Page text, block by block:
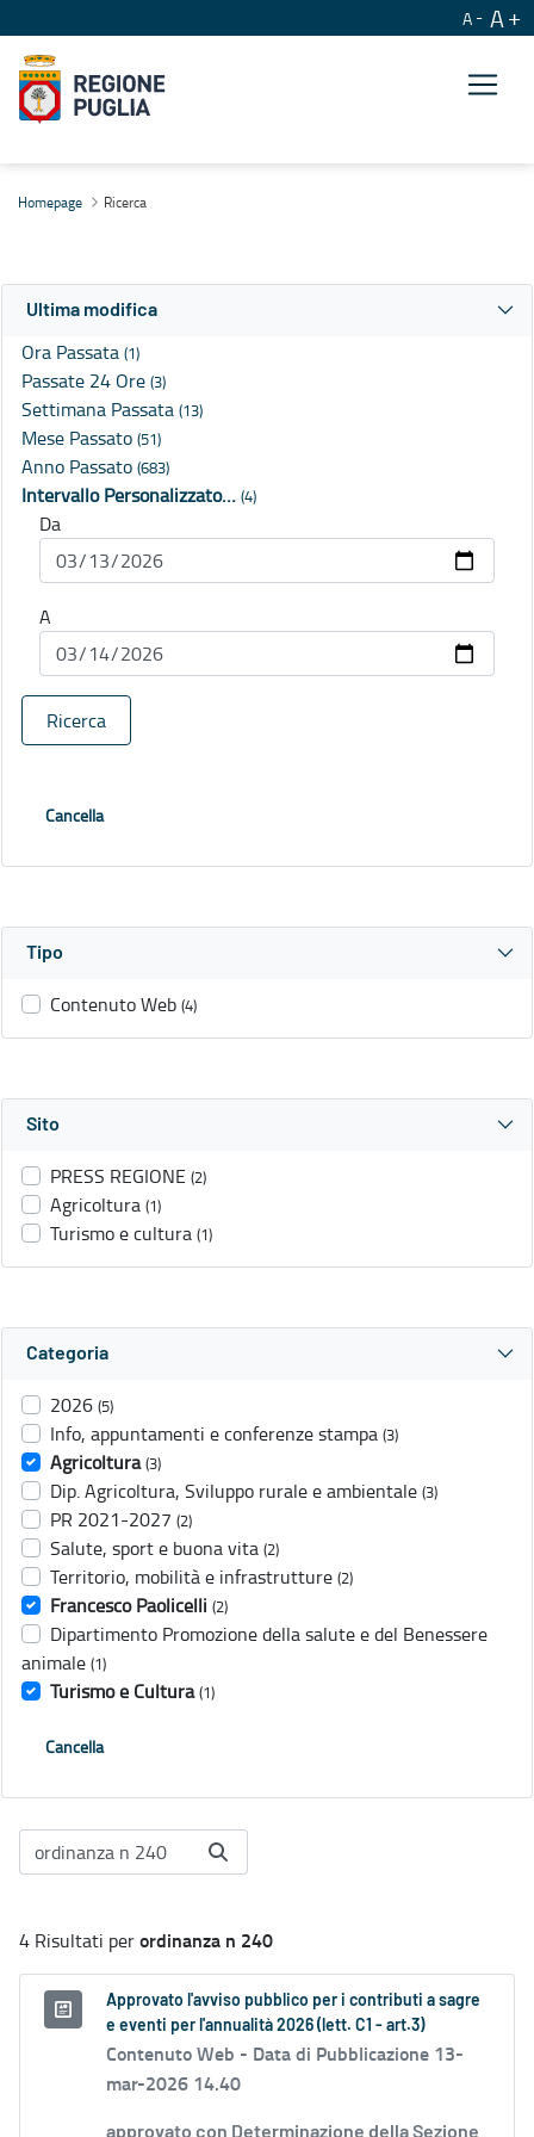
A A
Homepage Ricerca
Ultima modifica
Ora Passata (1)
Passate 24 Ore (3)
Settimana Passata (13)
Mese Passato (51)
Anno Passato (683)
Intervallo Personalizzato… (4)
Da
A
Ricerca
Cancella
Tipo
Contenuto Web (4)
Sito
PRESS REGIONE (2)
Agricoltura (1)
Turismo e cultura (1)
Categoria
2026 (5)
Info, appuntamenti e conferenze stampa (3)
Agricoltura (3)
Dip. Agricoltura, Sviluppo rurale e ambientale (3)
PR 2021-2027 (2)
Salute, sport e buona vita (2)
Territorio, mobilità e infrastrutture (2)
Francesco Paolicelli (2)
Dipartimento Promozione della salute e del Benessere
animale (1)
Turismo e Cultura (1)
Cancella
4 Risultati perordinanza n 240
Approvato l'avviso pubblico per i contributi a sagre
e eventi per l'annualità 2026 (lett. C1 - art.3)
Contenuto Web - Data di Pubblicazione 13-
mar-2026 14.40
approvato con Determinazione della Sezione